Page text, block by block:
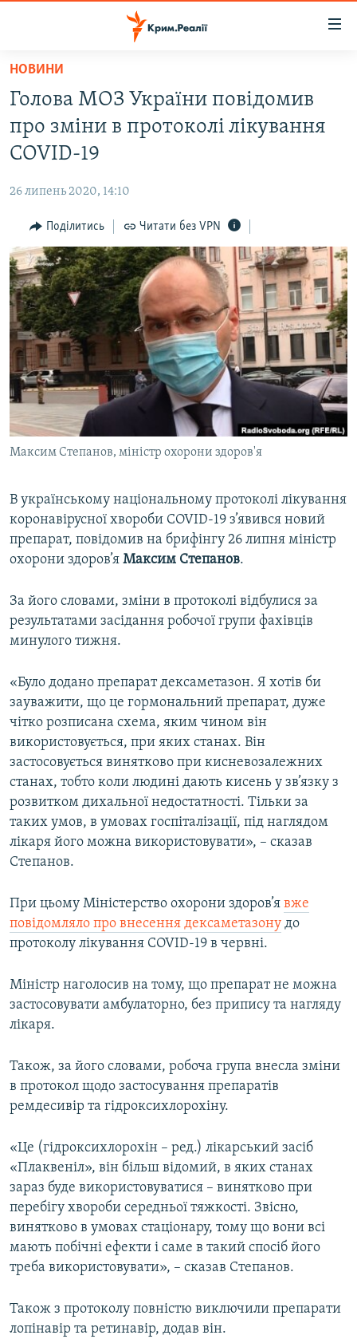
Перейти
основного
матеріалу
Перейти
до
основної
Перейти
пошуку
ВІДЕО ТА ФОТО
БЛОГИ
ПОГЛЯД
ІНТЕРВ'Ю
ВСЕ ЗА ДЕНЬ
СПЕЦПРОЕКТИ
ДЕПОРТАЦІЯ
ВІДЕОУРОКИ «ELIFBE»
СВІДЧЕННЯ ОКУПАЦІЇ
УКРАЇНСЬКА ПРОБЛЕМА КРИМУ
ІНФОГРАФІКА
ЯК ОБІЙТИ БЛОКУВАННЯ
Русский
Qırımtatar
ДОЛУЧАЙСЯ!
Усі сайти RFE/RL
НОВИНИ
Голова МОЗ України повідомив
про зміни в протоколі лікування
COVID-19
26 липень 2020, 14:10
Поділитись Читати без VPN
Максим Степанов, міністр охорони здоров'я
В українському національному протоколі лікування
коронавірусної хвороби COVID-19 з’явився новий
препарат, повідомив на брифінгу 26 липня міністр
охорони здоров’я Максим Степанов.
За його словами, зміни в протоколі відбулися за
результатами засідання робочої групи фахівців
минулого тижня.
«Було додано препарат дексаметазон. Я хотів би
зауважити, що це гормональний препарат, дуже
чітко розписана схема, яким чином він
використовується, при яких станах. Він
застосовується винятково при кисневозалежних
станах, тобто коли людині дають кисень у зв’язку з
розвитком дихальної недостатності. Тільки за
таких умов, в умовах госпіталізації, під наглядом
лікаря його можна використовувати», – сказав
Степанов.
При цьому Міністерство охорони здоров’я вже
повідомляло про внесення дексаметазону до
протоколу лікування COVID-19 в червні.
Міністр наголосив на тому, що препарат не можна
застосовувати амбулаторно, без припису та нагляду
лікаря.
Також, за його словами, робоча група внесла зміни
в протокол щодо застосування препаратів
ремдесивір та гідроксихлорохіну.
«Це (гідроксихлорохін – ред.) лікарський засіб
«Плаквеніл», він більш відомий, в яких станах
зараз буде використовуватися – винятково при
перебігу хвороби середньої тяжкості. Звісно,
винятково в умовах стаціонару, тому що вони всі
мають побічні ефекти і саме в такий спосіб його
треба використовувати», – сказав Степанов.
Також з протоколу повністю виключили препарати
лопінавір та ретинавір, додав він.